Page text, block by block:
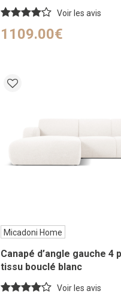
Voir les avis
1109.00€
Micadoni Home
Canapé d’angle gauche 4
tissu bouclé blanc
Voir les avis